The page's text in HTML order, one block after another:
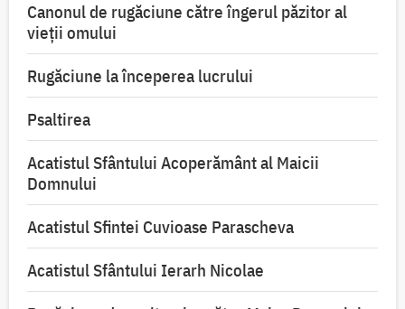
Canonul de rugăciune către îngerul păzitor al
vieții omului
Rugăciune la începerea lucrului
Psaltirea
Acatistul Sfântului Acoperământ al Maicii
Domnului
Acatistul Sfintei Cuvioase Parascheva
Acatistul Sfântului Ierarh Nicolae